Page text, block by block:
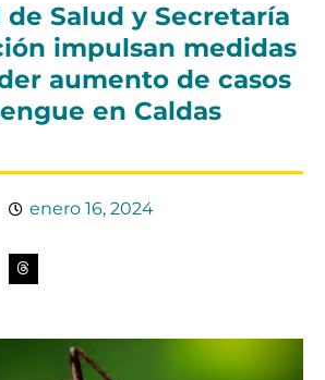
Salud y Secretaría
impulsan medidas
aumento de casos
en Caldas
enero 16, 2024